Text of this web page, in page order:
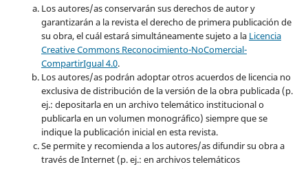
Los autores/as conservarán sus derechos de autor y
garantizarán a la revista el derecho de primera publicación de
su obra, el cuál estará simultáneamente sujeto a la Licencia
Creative Commons Reconocimiento-NoComercial-
CompartirIgual 4.0.
Los autores/as podrán adoptar otros acuerdos de licencia no
exclusiva de distribución de la versión de la obra publicada (p.
ej.: depositarla en un archivo telemático institucional o
publicarla en un volumen monográfico) siempre que se
indique la publicación inicial en esta revista.
Se permite y recomienda a los autores/as difundir su obra a
través de Internet (p. ej.: en archivos telemáticos